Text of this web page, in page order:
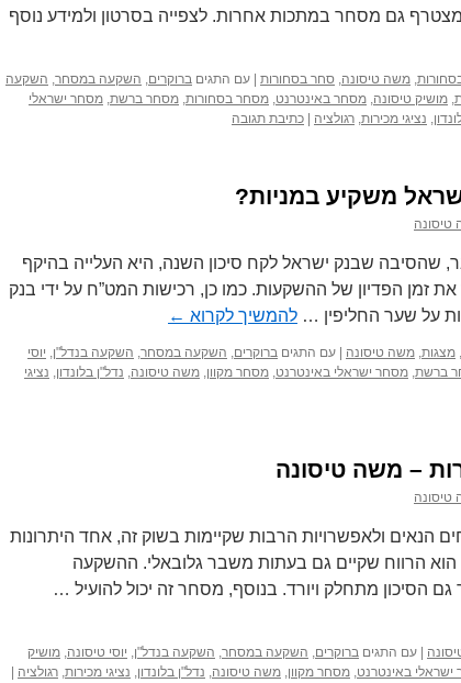
גם מסחר במתכות אחרות. לצפייה בסרטון ולמידע נוסף
, משה טיסונה, סחר בסחורות עם התגים ברוקרים, השקעה במסחר, השקעה
, מושיק טיסונה, מסחר באינטרנט, מסחר בסחורות, מסחר ברשת, מסחר ישראלי
, נציגי מכירות, רגולציה כתיבת תגובה
משקיע במניות?
טיסונה
שהסיבה שבנק ישראל לקח סיכון השנה, היא העלייה בהיקף
זמן הפדיון של ההשקעות. כמו כן, רכישות המט”ח על ידי בנק
על שער החליפין … להמשיך לקרוא ←
, מצגות, משה טיסונה עם התגים ברוקרים, השקעה במסחר, השקעה בנדל"ן, יוסי
ברשת, מסחר ישראלי באינטרנט, מסחר מקוון, משה טיסונה, נדל"ן בלונדון, נציגי
– משה טיסונה
טיסונה
הנאים ולאפשרויות הרבות שקיימות בשוק זה, אחד היתרונות
הרווח שקיים גם בעתות משבר גלובאלי. ההשקעה
גם הסיכון מתחלק ויורד. בנוסף, מסחר זה יכול להועיל …
עם התגים ברוקרים, השקעה במסחר, השקעה בנדל"ן, יוסי טיסונה, מושיק
באינטרנט, מסחר מקוון, משה טיסונה, נדל"ן בלונדון, נציגי מכירות, רגולציה